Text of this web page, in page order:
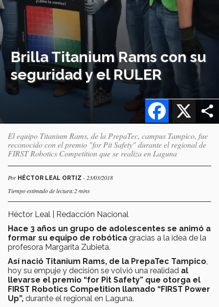
Brilla Titanium Rams con su
seguridad y el RULER
X
Facebook
El equipo Titanium Rams, de la PrepaTec, campus Tampico, fue
reconocido con el premio "for Pit Safety" durante el regional de
FIRST Robotics Competition que se realiza en Laguna
Por HÉCTOR LEAL ORTIZ - 23/03/2018
Tiempo estimado de lectura:2 mins
Héctor Leal | Redacción Nacional
Hace 3 años un grupo de adolescentes se animó a
formar su equipo de robótica gracias a la idea de la
profesora Margarita Zubieta.
Así nació Titanium Rams, de la PrepaTec Tampico
hoy su empuje y decisión se volvió una realidad al
llevarse el premio “for Pit Safety” que otorga el
FIRST Robotics Competition llamado “FIRST Power
Up”, durante el regional en Laguna.